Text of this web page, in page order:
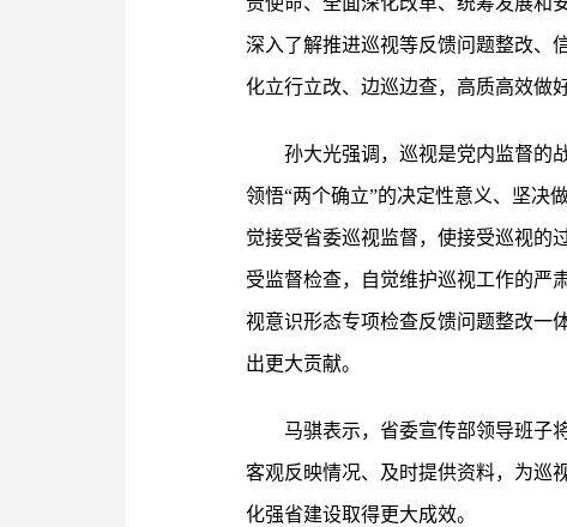
深入了解推进巡视等反馈问题整改、
化立行立改、边巡边查，高质高效做
孙大光强调，巡视是党内监督的
领悟“两个确立”的决定性意义、坚决
觉接受省委巡视监督，使接受巡视的
受监督检查，自觉维护巡视工作的严
视意识形态专项检查反馈问题整改一
出更大贡献。
马骐表示，省委宣传部领导班子
客观反映情况、及时提供资料，为巡
化强省建设取得更大成效。